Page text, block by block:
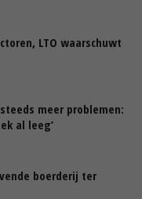
LTO waarschuwt
meer problemen:
al leeg’
boerderij ter